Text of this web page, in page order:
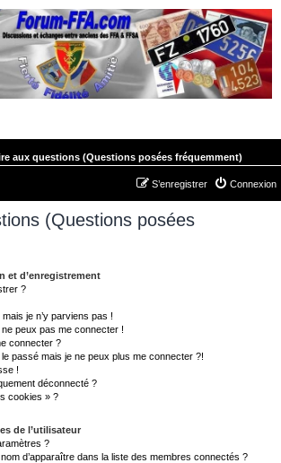
aux questions (Questions posées fréquemment)
Connexion
S’enregistrer
(Questions posées
et d’enregistrement
?
je n’y parviens pas !
peux pas me connecter !
connecter ?
passé mais je ne peux plus me connecter ?!
!
déconnecté ?
cookies » ?
de l’utilisateur
?
d’apparaître dans la liste des membres connectés ?